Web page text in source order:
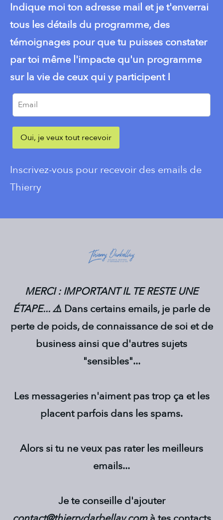
Indique moi ton adresse mail et je t'enverrai
tous les détails du programme, des
témoignages pour que tu puisses constater
par toi même l'impacte qu'un programme
sur la vie de ceux qui y participent !
Oui, je veux tout recevoir
Inscrivez-vous pour recevoir des emails de
Thierry
MERCI : IMPORTANT IL TE RESTE UNE
ÉTAPE... ⚠️ Dans certains emails, je parle de
perte de poids, de connaissance de soi et de
business ainsi que d'autres sujets
"sensibles"...
Les messageries n'aiment pas trop ça et les
placent parfois dans les spams.
Alors si tu ne veux pas rater les meilleurs
emails...
Je te conseille d'ajouter